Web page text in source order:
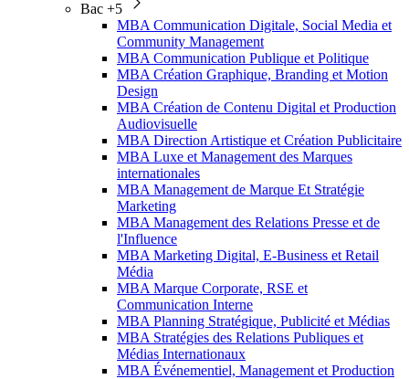
Bac +5
MBA Communication Digitale, Social Media et
Community Management
MBA Communication Publique et Politique
MBA Création Graphique, Branding et Motion
Design
MBA Création de Contenu Digital et Production
Audiovisuelle
MBA Direction Artistique et Création Publicitaire
MBA Luxe et Management des Marques
internationales
MBA Management de Marque Et Stratégie
Marketing
MBA Management des Relations Presse et de
l'Influence
MBA Marketing Digital, E-Business et Retail
Média
MBA Marque Corporate, RSE et
Communication Interne
MBA Planning Stratégique, Publicité et Médias
MBA Stratégies des Relations Publiques et
Médias Internationaux
MBA Événementiel, Management et Production